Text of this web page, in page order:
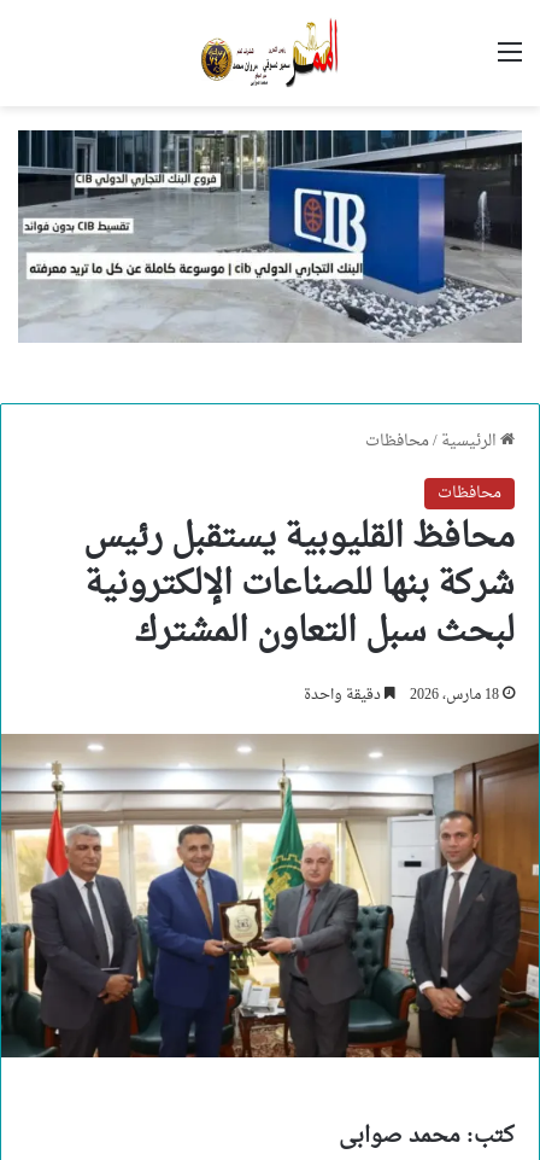
القائمة
الرئيسية/محافظات
محافظات
محافظ القليوبية يستقبل رئيس
شركة بنها للصناعات الإلكترونية
لبحث سبل التعاون المشترك
18 مارس، 2026 دقيقة واحدة
كتب: محمد صوابى